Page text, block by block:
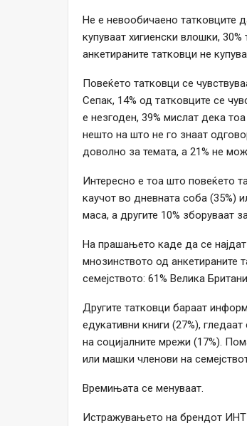
Не е невообичаено татковците
купуваат хигиенски влошки,
анкетираните татковци не
Повеќето татковци се
Сепак, 14% од татковците се
е незгоден, 39% мислат дека
нешто на што не го знаат
доволно за темата, а 21% не
Интересно е тоа што повеќето
каучот во дневната соба (35%)
маса, а другите 10% зборуваат
На прашањето каде да се
мнозинството од анкетираните
семејството: 61% Велика
Другите татковци бараат
едукативни книги (27%),
на социјалните мрежи (17%).
или машки членови на
Времињата се менуваат.
Истражувањето на брендот